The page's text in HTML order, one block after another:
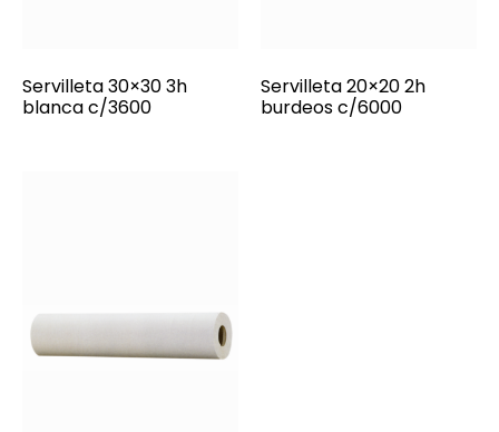
Servilleta 30×30 3h
blanca c/3600
Servilleta 20×20 2h
burdeos c/6000